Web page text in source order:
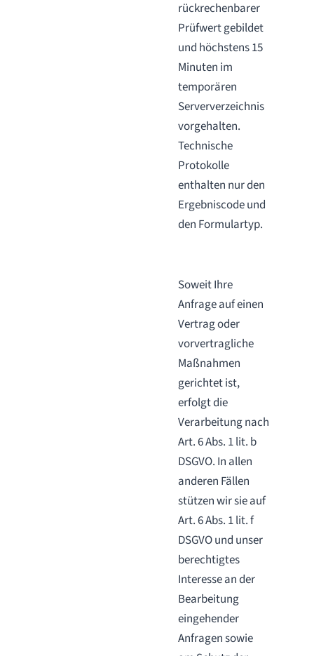
rückrechenbarer
Prüfwert gebildet
und höchstens 15
Minuten im
temporären
Serververzeichnis
vorgehalten.
Technische
Protokolle
enthalten nur den
Ergebniscode und
den Formulartyp.
Soweit Ihre
Anfrage auf einen
Vertrag oder
vorvertragliche
Maßnahmen
gerichtet ist,
erfolgt die
Verarbeitung nach
Art. 6 Abs. 1 lit. b
DSGVO. In allen
anderen Fällen
stützen wir sie auf
Art. 6 Abs. 1 lit. f
DSGVO und unser
berechtigtes
Interesse an der
Bearbeitung
eingehender
Anfragen sowie